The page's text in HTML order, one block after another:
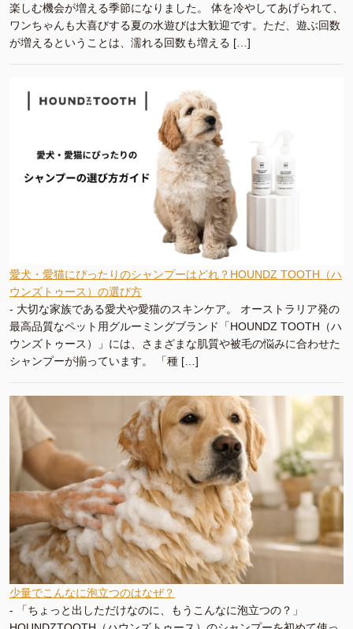
楽しむ機会が増える季節になりました。 体を冷やしてあげられて、
ワンちゃんも大喜びする夏の水遊びは大歓迎です。ただ、遊ぶ回数
が増えるということは、濡れる回数も増える […]
愛犬・愛猫にぴったりのシャンプーはどれ？HOUNDZ TOOTH（ハ
ウンズトゥース）の選び方
- 大切な家族である愛犬や愛猫のスキンケア。 オーストラリア発の
最高品質なペット用グルーミングブランド「HOUNDZ TOOTH（ハ
ウンズトゥース）」には、さまざまな肌質や被毛の悩みに合わせた
シャンプーが揃っています。 「種 […]
少量でこんなに泡立つのはなぜ？
-
「ちょっと出しただけなのに、もうこんなに泡立つの？」